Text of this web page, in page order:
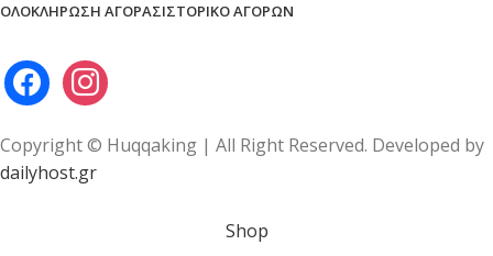
ΟΛΟΚΛΉΡΩΣΗ ΑΓΟΡΆΣΙΣΤΟΡΙΚΌ ΑΓΟΡΏΝ
Copyright © Huqqaking | All Right Reserved. Developed by
dailyhost.gr
Shop